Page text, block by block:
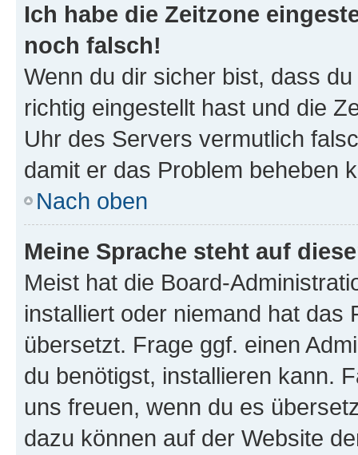
Ich habe die Zeitzone
noch falsch!
Wenn du dir sicher bist, dass
richtig eingestellt hast und die
Uhr des Servers vermutlich
damit er das Problem beheben
Nach oben
Meine Sprache steht auf
Meist hat die Board-
installiert oder niemand hat das
übersetzt. Frage ggf. einen
du benötigst, installieren kann.
uns freuen, wenn du es
dazu können auf der Website